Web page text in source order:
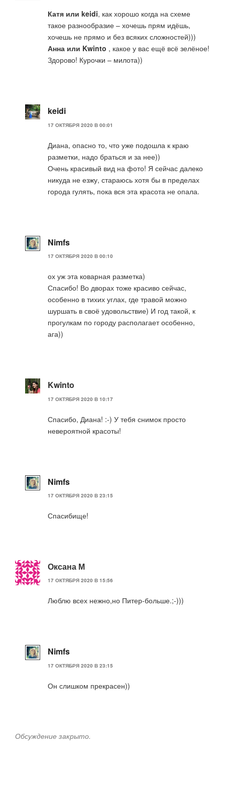
Катя или keidi, как хорошо когда на схеме
такое разнообразие – хочешь прям идёшь,
хочешь не прямо и без всяких сложностей)))
Анна или Kwinto , какое у вас ещё всё зелёное!
Здорово! Курочки – милота))
keidi
17 ОКТЯБРЯ 2020 В 00:01
Диана, опасно то, что уже подошла к краю
разметки, надо браться и за нее))
Очень красивый вид на фото! Я сейчас далеко
никуда не езжу, стараюсь хотя бы в пределах
города гулять, пока вся эта красота не опала.
Nimfs
17 ОКТЯБРЯ 2020 В 00:10
ох уж эта коварная разметка)
Спасибо! Во дворах тоже красиво сейчас,
особенно в тихих углах, где травой можно
шуршать в своё удовольствие) И год такой, к
прогулкам по городу располагает особенно,
ага))
Kwinto
17 ОКТЯБРЯ 2020 В 10:17
Спасибо, Диана! :-) У тебя снимок просто
невероятной красоты!
Nimfs
17 ОКТЯБРЯ 2020 В 23:15
Спасибище!
Оксана М
17 ОКТЯБРЯ 2020 В 15:56
Люблю всех нежно,но Питер-больше.;-)))
Nimfs
17 ОКТЯБРЯ 2020 В 23:15
Он слишком прекрасен))
Обсуждение закрыто.